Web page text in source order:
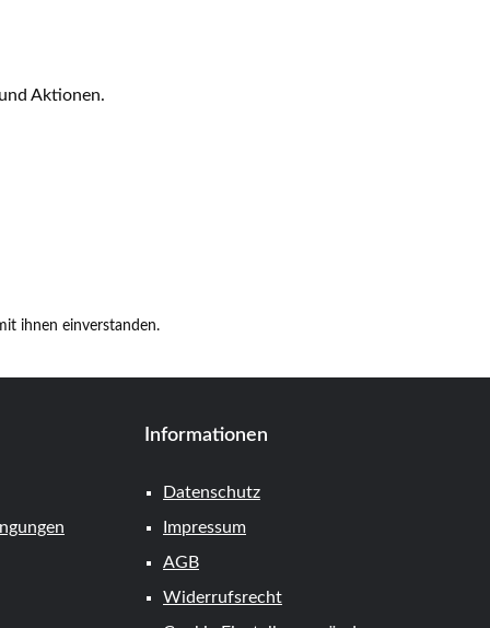
Aktionen.
ihnen einverstanden.
Informationen
Datenschutz
Impressum
AGB
Widerrufsrecht